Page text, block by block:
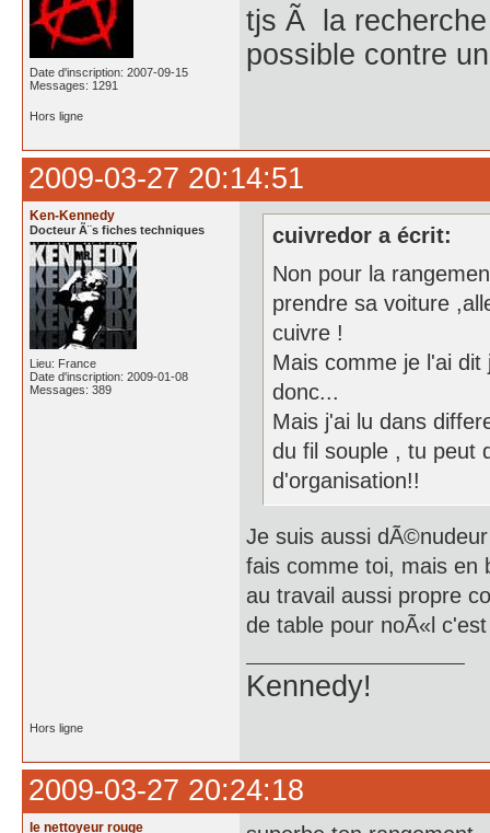
Date d'inscription: 2007-09-15
Messages: 1291
tjs Ã la
possible contre
Hors ligne
2009-03-27 20:14:51
Ken-Kennedy
Docteur Ã¨s fiches techniques
Lieu: France
Date d'inscription: 2009-01-08
Messages: 389
cuivredor a écrit:
Non pour la
prendre sa voiture
cuivre !
Mais comme je l'ai
donc...
Mais j'ai lu dans
du fil souple , tu peut
d'organisation!!
Je suis aussi
fais comme toi, mais en
au travail aussi propre
de table pour noÃ«l
Kennedy!
Hors ligne
2009-03-27 20:24:18
le nettoyeur rouge